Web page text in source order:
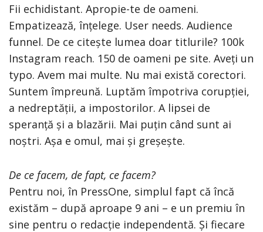
Fii echidistant. Apropie-te de oameni.
Empatizează, înțelege. User needs. Audience
funnel. De ce citește lumea doar titlurile? 100k
Instagram reach. 150 de oameni pe site. Aveți un
typo. Avem mai multe. Nu mai există corectori.
Suntem împreună. Luptăm împotriva corupției,
a nedreptății, a impostorilor. A lipsei de
speranță și a blazării. Mai puțin când sunt ai
noștri. Așa e omul, mai și greșește.
De ce facem, de fapt, ce facem?
Pentru noi, în PressOne, simplul fapt că încă
existăm – după aproape 9 ani – e un premiu în
sine pentru o redacție independentă. Și fiecare